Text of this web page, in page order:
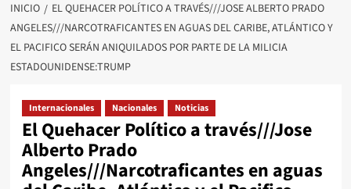
INICIO
EL QUEHACER POLÍTICO A TRAVÉS///JOSE ALBERTO PRADO
ANGELES///NARCOTRAFICANTES EN AGUAS DEL CARIBE, ATLÁNTICO Y
EL PACIFICO SERÁN ANIQUILADOS POR PARTE DE LA MILICIA
ESTADOUNIDENSE:TRUMP
Internacionales Nacionales Noticias
El Quehacer Político a través///Jose
Alberto Prado
Angeles///Narcotraficantes en aguas